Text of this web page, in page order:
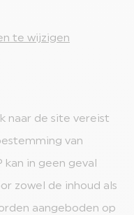
te wijzigen
naar de site vereist
van
kan in geen geval
zowel de inhoud als
aangeboden op